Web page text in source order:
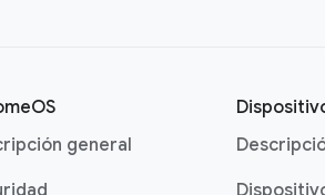
general